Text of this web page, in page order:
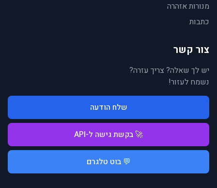
מנורות אזהרה
כתבות
צור קשר
יש לך שאלה? צריך עזרה?
נשמח לעזור!
שלח הודעה
🚀 בקשת גישה ל-API
💬 בוט טלגרם